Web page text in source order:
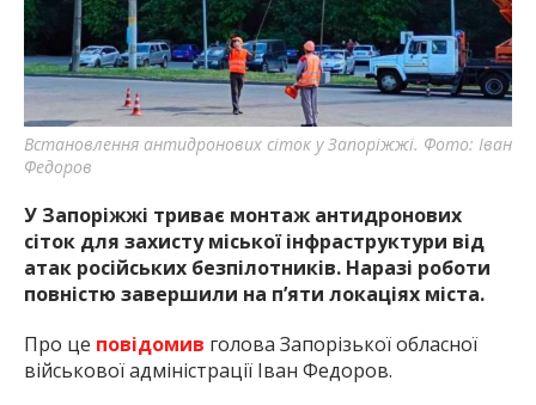
Встановлення антидронових сіток у Запоріжжі. Фото: Іван
Федоров
У Запоріжжі триває монтаж антидронових
сіток для захисту міської інфраструктури від
атак російських безпілотників. Наразі роботи
повністю завершили на п’яти локаціях міста.
Про це повідомив голова Запорізької обласної
військової адміністрації Іван Федоров.